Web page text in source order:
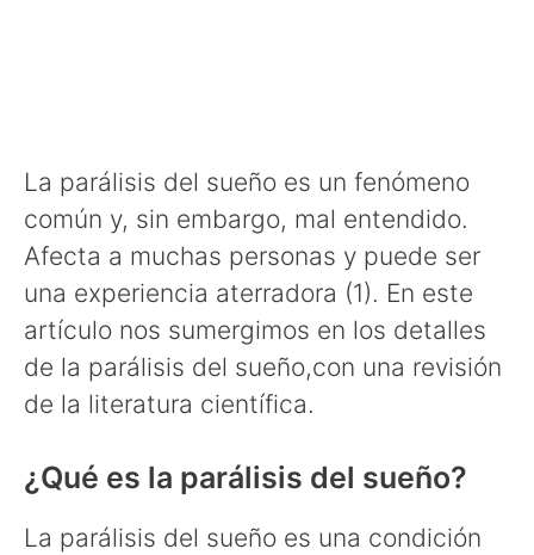
La parálisis del sueño es un fenómeno
común y, sin embargo, mal entendido.
Afecta a muchas personas y puede ser
una experiencia aterradora (1). En este
artículo nos sumergimos en los detalles
de la parálisis del sueño,con una revisión
de la literatura científica.
¿Qué es la parálisis del sueño?
La parálisis del sueño es una condición